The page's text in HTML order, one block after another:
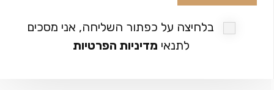
בלחיצה על כפתור השליחה, אני מסכים
לתנאי מדיניות הפרטיות